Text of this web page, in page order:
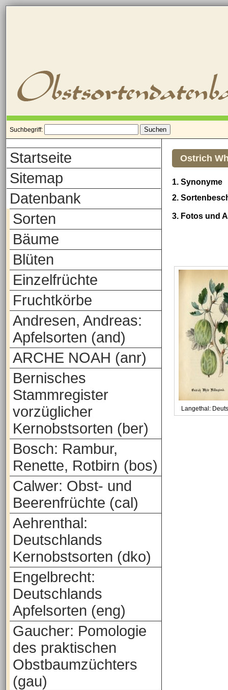
Suchbegriff:
Startseite
Sitemap
Datenbank
Sorten
Bäume
Blüten
Einzelfrüchte
Fruchtkörbe
Andresen, Andreas:
Apfelsorten (and)
ARCHE NOAH (anr)
Bernisches
Stammregister
vorzüglicher
Kernobstsorten (ber)
Bosch: Rambur,
Renette, Rotbirn (bos)
Calwer: Obst- und
Beerenfrüchte (cal)
Aehrenthal:
Deutschlands
Kernobstsorten (dko)
Engelbrecht:
Deutschlands
Apfelsorten (eng)
Gaucher: Pomologie
des praktischen
Obstbaumzüchters
(gau)
Ostrich
1. Synonyme
2.
3. Fotos und
Langethal: